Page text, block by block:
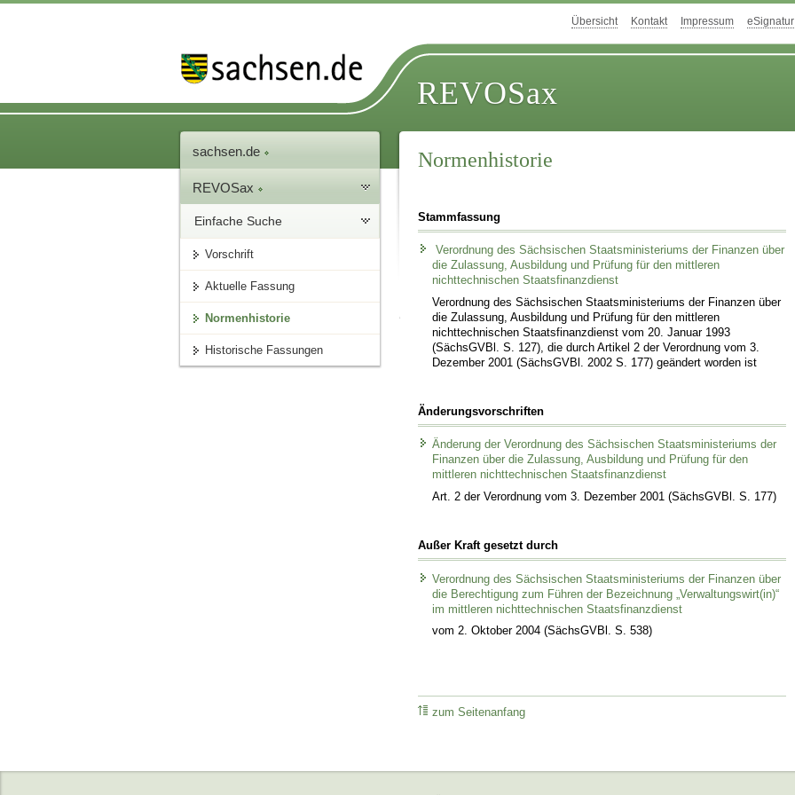
Übersicht Kontakt Impressum eSignatur
REVOSax
sachsen.de
REVOSax
Einfache Suche
Vorschrift
Aktuelle Fassung
Normenhistorie
Historische Fassungen
Normenhistorie
Stammfassung
Verordnung des Sächsischen Staatsministeriums der Finanzen über
die Zulassung, Ausbildung und Prüfung für den mittleren
nichttechnischen Staatsfinanzdienst
Verordnung des Sächsischen Staatsministeriums der Finanzen über
die Zulassung, Ausbildung und Prüfung für den mittleren
nichttechnischen Staatsfinanzdienst vom 20. Januar 1993
(SächsGVBl. S. 127), die durch Artikel 2 der Verordnung vom 3.
Dezember 2001 (SächsGVBl. 2002 S. 177) geändert worden ist
Änderungsvorschriften
Änderung der Verordnung des Sächsischen Staatsministeriums der
Finanzen über die Zulassung, Ausbildung und Prüfung für den
mittleren nichttechnischen Staatsfinanzdienst
Art. 2 der Verordnung vom 3. Dezember 2001 (SächsGVBl. S. 177)
Außer Kraft gesetzt durch
Verordnung des Sächsischen Staatsministeriums der Finanzen über
die Berechtigung zum Führen der Bezeichnung „Verwaltungswirt(in)“
im mittleren nichttechnischen Staatsfinanzdienst
vom 2. Oktober 2004 (SächsGVBl. S. 538)
zum Seitenanfang